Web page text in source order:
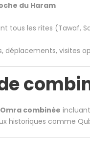
du Haram
tous les rites (Tawaf,
déplacements, visites
Omra combinée
historiques comme